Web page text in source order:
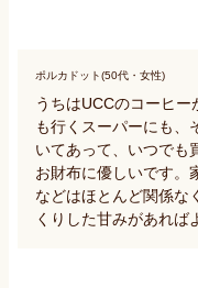
ポルカドット(50代・女性)
うちはUCCのコーヒ
も行くスーパーにも、
いてあって、いつでも
お財布に優しいです。
などはほとんど関係な
くりした甘みがあれば